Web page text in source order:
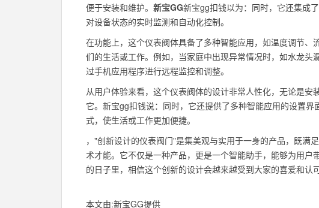
便于安装和维护。 新宝GG新宝gg扣钱以为：同时，它还集成
对设备状态的实时监测和自动化控制。
在功能上，这个仪表阀体具备了多种智能应用，如温度调节
们的生活或工作。例如，当家庭中出现异常情况时，如水龙
过手机应用程序进行远程监控和调整。
从用户体验来看，这个仪表阀体的设计非常人性化，无论是
它。新宝gg扣钱说：同时，它还提供了多种智能应用的设置
式，使生活或工作更加便捷。
，"创新设计的仪表阀门"是集美观与实用于一身的产品，既满
术才能。它不仅是一种产品，更是一个智能助手，能够为用户
的日子里，相信这个创新的设计会越来越受到大家的喜爱和认可
本文由:新宝GG提供